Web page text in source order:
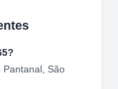
?
Pantanal São